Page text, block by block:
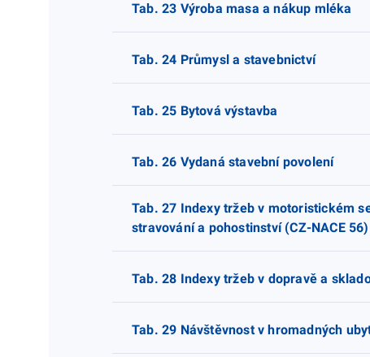
Tab. 23 Výroba masa a nákup mléka
Tab. 24 Průmysl a stavebnictví
Tab. 25 Bytová výstavba
Tab. 26 Vydaná stavební povolení
Tab. 27 Indexy tržeb v motoristickém
stravování a pohostinství (CZ-NACE 56)
Tab. 28 Indexy tržeb v dopravě a
Tab. 29 Návštěvnost v hromadných